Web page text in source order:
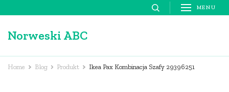
content
Enter)
MENU
Norweski ABC
Home Blog Produkt Ikea Pax Kombinacja Szafy 29396251